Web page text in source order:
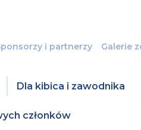
i partnerzy Galerie
Dla kibica i zawodnika
członków